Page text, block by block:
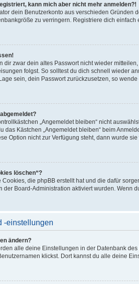
kann mich aber nicht mehr anmelden?!
dein Benutzerkonto aus verschieden
zu verringern. Registriere dich
dir zwar dein altes Passwort nicht wieder
folgst. So solltest du dich schnell wieder
sein, dein Passwort zurückzusetzen, so
„Angemeldet bleiben“ nicht
das Kästchen „Angemeldet bleiben“ beim
Option nicht zur Verfügung steht, dann wurde
löschen“?
Cookies, die phpBB erstellt hat und die dafür
der Board-Administration aktiviert wurden.
-einstellungen
ändern?
alle deine Einstellungen in der Datenbank
klickst. Dort kannst du alle deine